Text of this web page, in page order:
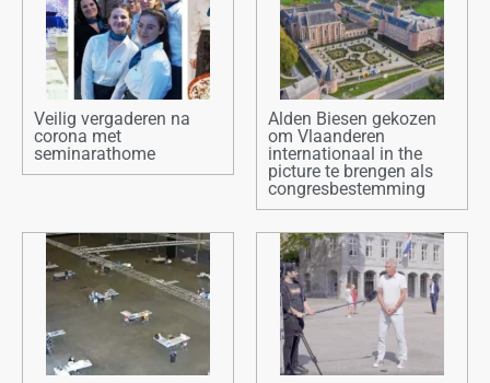
Veilig vergaderen na
corona met
seminarathome
Alden Biesen gekozen
om Vlaanderen
internationaal in the
picture te brengen als
congresbestemming